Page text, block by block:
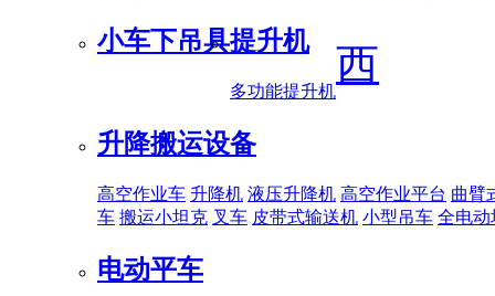
小车下吊具提升机
多功能提升机
升降搬运设备
高空作业车 升降机 液压升降机 高空作业平台 曲臂
车 搬运小坦克 叉车 皮带式输送机 小型吊车 全电动
电动平车
西